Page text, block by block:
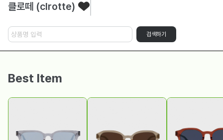
클로떼 (clrotte)
검색하기
Best Item